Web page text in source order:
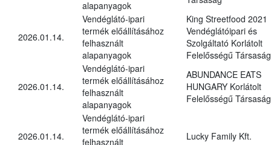
alapanyagok
2026.01.14.
Vendéglátó-ipari
termék előállításához
felhasznált
alapanyagok
King Streetfood 2021
Vendéglátóipari és
Szolgáltató Korlátolt
Felelősségű Társaság
2026.01.14.
Vendéglátó-ipari
termék előállításához
felhasznált
alapanyagok
ABUNDANCE EATS
HUNGARY Korlátolt
Felelősségű Társaság
2026.01.14.
Vendéglátó-ipari
termék előállításához
felhasznált
Lucky Family Kft.